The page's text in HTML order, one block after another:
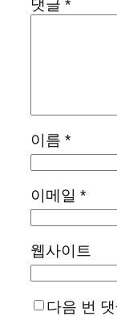
댓글 *
이름 *
이메일 *
웹사이트
다음 번